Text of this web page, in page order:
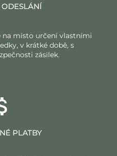
ODESLÁNÍ
na místo určení vlastními
v krátké době, s
zásilek.
PLATBY